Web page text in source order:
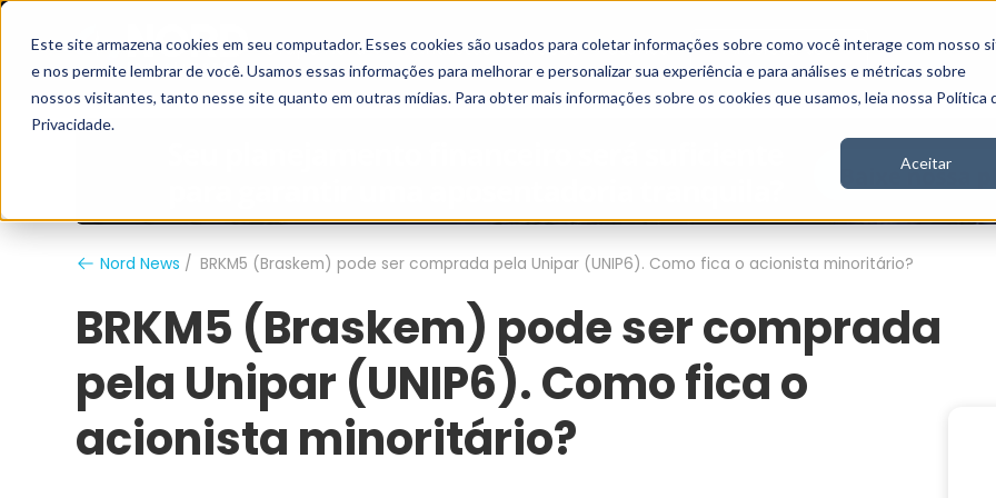
Este site armazena cookies em seu computador. Esses cookies são usados para coletar informações sobre como você interage com nosso
e nos permite lembrar de você. Usamos essas informações para melhorar e personalizar sua experiência e para análises e métricas sobre
nossos visitantes, tanto nesse site quanto em outras mídias. Para obter mais informações sobre os cookies que usamos, leia nossa Política
Privacidade.
Aceitar
Grupo Nord Analistas Vídeos Stories Inscreva-se
Nord News BRKM5 (Braskem) pode ser comprada pela Unipar (UNIP6). Como fica o acionista minoritário?
BRKM5 (Braskem) pode ser comprada
pela Unipar (UNIP6). Como fica o
acionista minoritário?